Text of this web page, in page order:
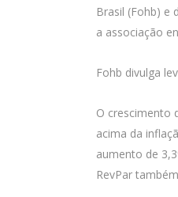
Brasil (Fohb) e
a associação
Fohb divulga
O crescimento
acima da
aumento de
RevPar